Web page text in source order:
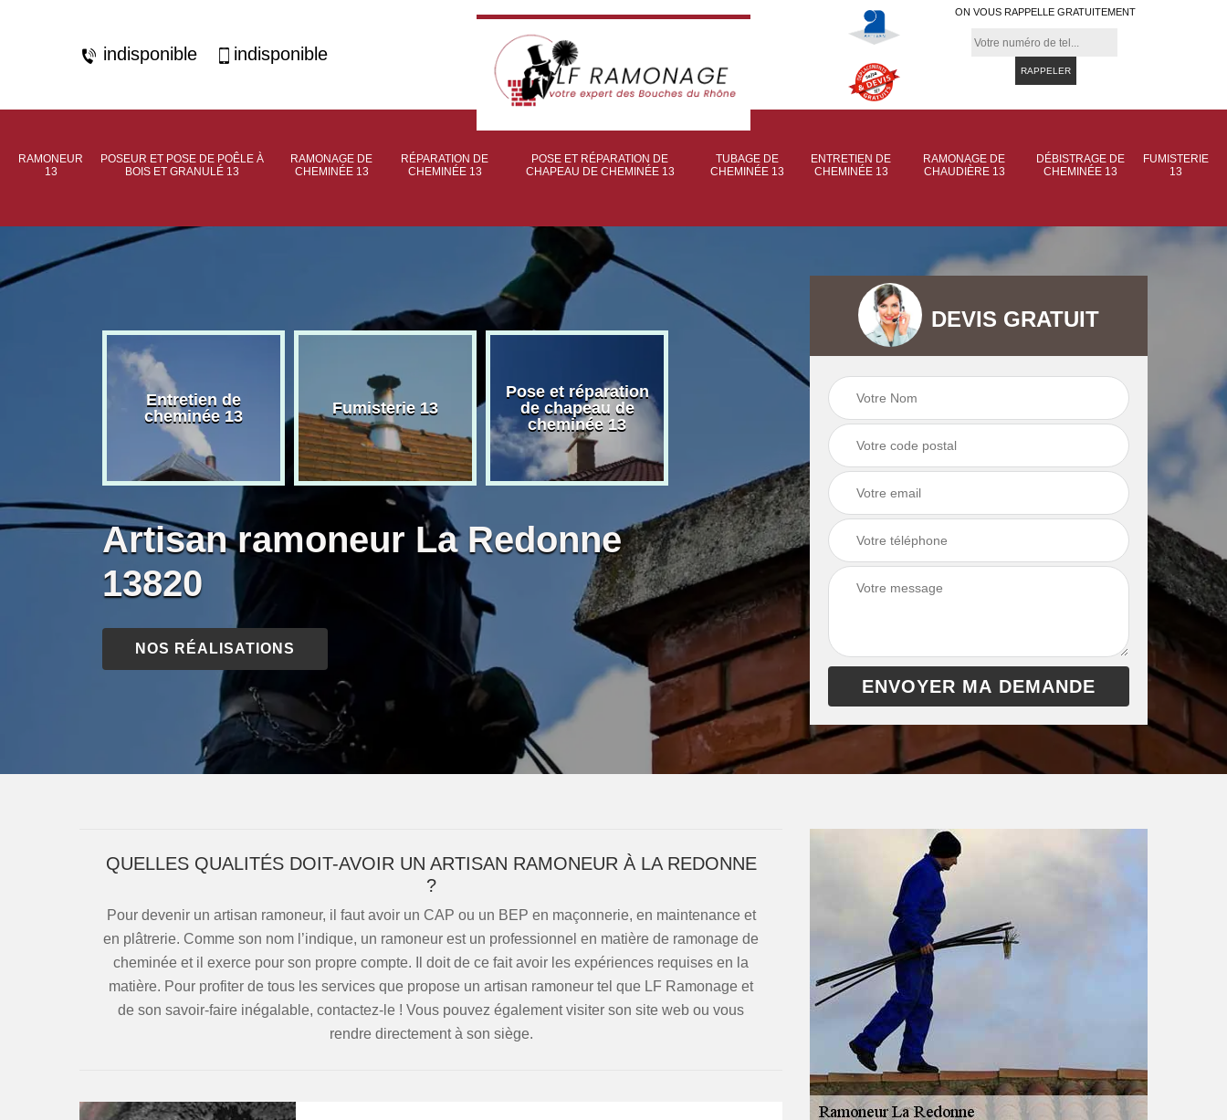
indisponible indisponible
ON VOUS RAPPELLE GRATUITEMENT
RAMONEUR
13
POSEUR ET POSE DE POÊLE À
BOIS ET GRANULÉ 13
RAMONAGE DE
CHEMINÉE 13
RÉPARATION DE
CHEMINÉE 13
POSE ET RÉPARATION DE
CHAPEAU DE CHEMINÉE 13
TUBAGE DE
CHEMINÉE 13
ENTRETIEN DE
CHEMINÉE 13
RAMONAGE DE
CHAUDIÈRE 13
DÉBISTRAGE DE
CHEMINÉE 13
FUMISTERIE
13
Entretien de
cheminée 13
Fumisterie 13
Pose et réparation
de chapeau de
cheminée 13
Poseur et pose de
Ramonage de
chaudière 13
Ramonage de
cheminée 13
Artisan ramoneur La Redonne
13820
NOS RÉALISATIONS
DEVIS GRATUIT
QUELLES QUALITÉS DOIT-AVOIR UN ARTISAN RAMONEUR À LA REDONNE
?
Pour devenir un artisan ramoneur, il faut avoir un CAP ou un BEP en maçonnerie, en maintenance et
en plâtrerie. Comme son nom l’indique, un ramoneur est un professionnel en matière de ramonage de
cheminée et il exerce pour son propre compte. Il doit de ce fait avoir les expériences requises en la
matière. Pour profiter de tous les services que propose un artisan ramoneur tel que LF Ramonage et
de son savoir-faire inégalable, contactez-le ! Vous pouvez également visiter son site web ou vous
rendre directement à son siège.